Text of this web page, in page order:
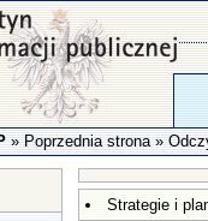
»Poprzednia strona»
Strategie i